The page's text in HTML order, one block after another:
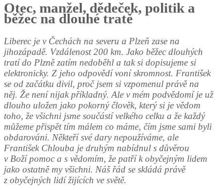
Otec, manžel, dědeček, politik a
běžec na dlouhé tratě
Liberec je v Čechách na severu a Plzeň zase na
jihozápadě. Vzdálenost 200 km. Jako běžec dlouhých
tratí do Plzně zatím nedoběhl a tak si dopisujeme si
elektronicky. Z jeho odpovědí voní skromnost. František
se od začátku divil, proč jsem si vzpomenul právě na
něj. Že není nijak příkladný. Ale v mém podvědomí je už
dlouho uložen jako pokorný člověk, který si je vědom
toho, že všichni jsme součástí velkého celku a že každý
můžeme přispět tím málem co máme, čím jsme sami byli
obdarováni. Někteří své dary nepoužíváme, ale
František Chlouba je druhým nabídnul s důvěrou
v Boží pomoc a s vědomím, že patří k obyčejným lidem
jako ostatně my všichni. Náš řád se skládá právě
z obyčejných lidí žijících ve světě.